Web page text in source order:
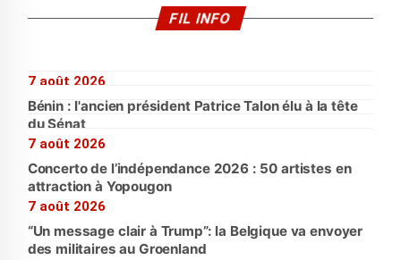
FIL INFO
7 août 2026
Bénin : l'ancien président Patrice Talon élu à la tête
du Sénat
7 août 2026
Concerto de l’indépendance 2026 : 50 artistes en
attraction à Yopougon
7 août 2026
“Un message clair à Trump”: la Belgique va envoyer
des militaires au Groenland